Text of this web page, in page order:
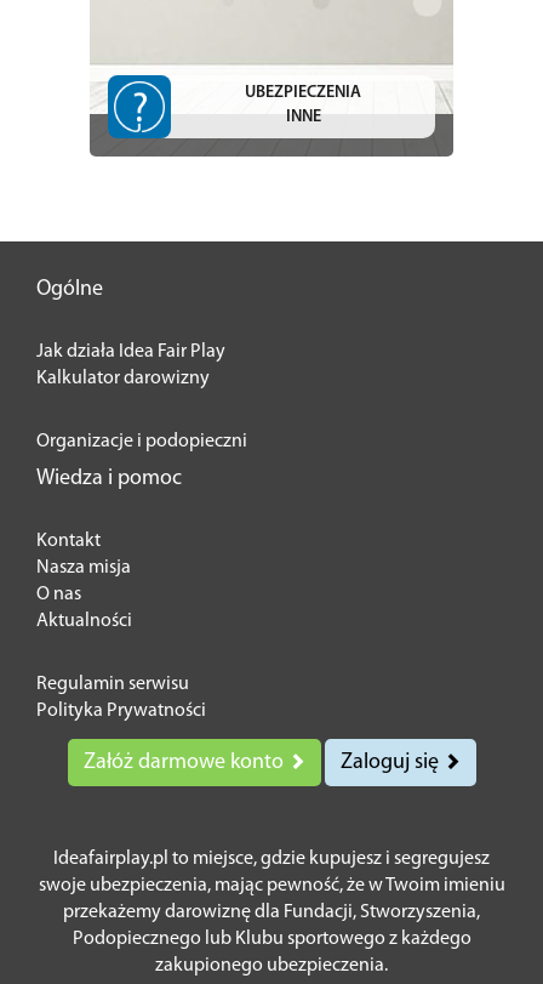
UBEZPIECZENIA
INNE
Ogólne
Jak działa Idea Fair Play
Kalkulator darowizny
Organizacje i podopieczni
Wiedza i pomoc
Kontakt
Nasza misja
O nas
Aktualności
Regulamin serwisu
Polityka Prywatności
Załóż darmowe konto Zaloguj się
Ideafairplay.pl to miejsce, gdzie kupujesz i segregujesz
swoje ubezpieczenia, mając pewność, że w Twoim imieniu
przekażemy darowiznę dla Fundacji, Stworzyszenia,
Podopiecznego lub Klubu sportowego z każdego
zakupionego ubezpieczenia.